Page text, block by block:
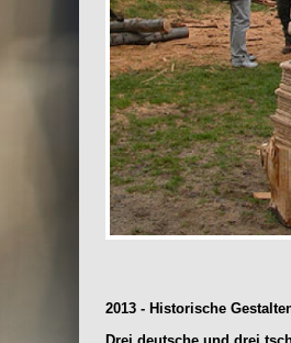
2013 - Historische